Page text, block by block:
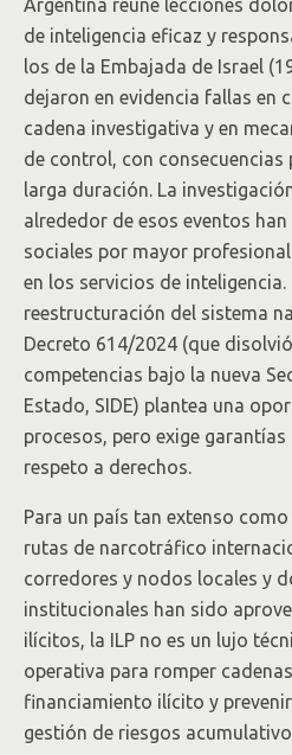
Argentina reúne lecciones
de inteligencia eficaz y
los de la Embajada de Israel
dejaron en evidencia fallas en
cadena investigativa y en
de control, con
larga duración. La
alrededor de esos eventos
sociales por mayor
en los servicios de
reestructuración del sistema
Decreto 614/2024 (que
competencias bajo la nueva
Estado, SIDE) plantea una
procesos, pero exige
respeto a derechos.
Para un país tan extenso
rutas de narcotráfico
corredores y nodos locales y
institucionales han sido
ilícitos, la ILP no es un lujo
operativa para romper
financiamiento ilícito y
gestión de riesgos